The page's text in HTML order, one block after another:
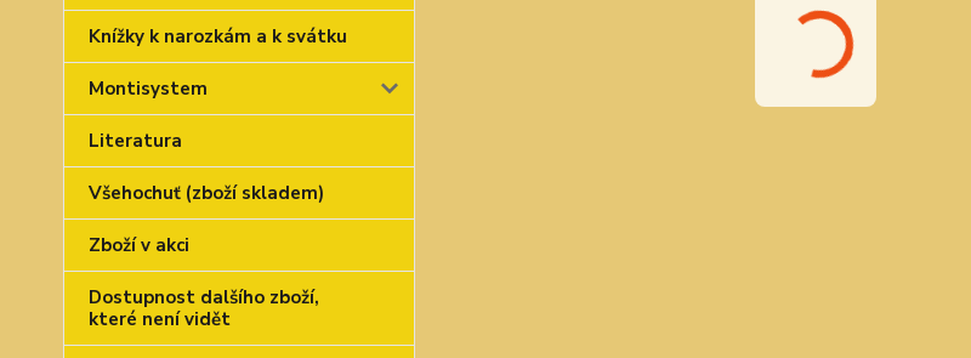
Knížky k narozkám a k svátku
Montisystem
Literatura
Všehochuť (zboží skladem)
Zboží v akci
Dostupnost dalšího zboží,
které není vidět